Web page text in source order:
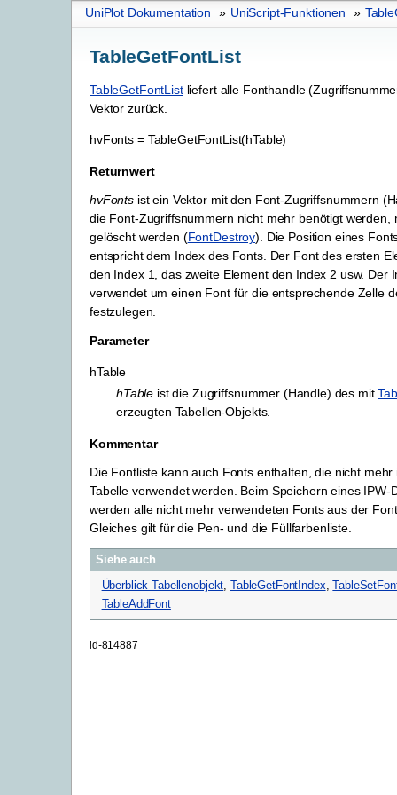
UniPlot Dokumentation » UniScript-Funktionen »
TableGetFontList
TableGetFontListliefert alle Fonthandle
Vektor zurück.
hvFonts = TableGetFontList(hTable)
Returnwert
hvFonts ist ein Vektor mit den Font-Zugriffsnummern
die Font-Zugriffsnummern nicht mehr benötigt werden,
gelöscht werden (FontDestroy). Die Position eines
entspricht dem Index des Fonts. Der Font des ersten
den Index 1, das zweite Element den Index 2 usw. Der
verwendet um einen Font für die entsprechende Zelle
festzulegen.
Parameter
hTable
hTable ist die Zugriffsnummer (Handle) des mit
erzeugten Tabellen-Objekts.
Kommentar
Die Fontliste kann auch Fonts enthalten, die nicht
Tabelle verwendet werden. Beim Speichern eines IPW-
werden alle nicht mehr verwendeten Fonts aus der
Gleiches gilt für die Pen- und die Füllfarbenliste.
Siehe auch
Überblick Tabellenobjekt, TableGetFontIndex,
TableAddFont
id-814887